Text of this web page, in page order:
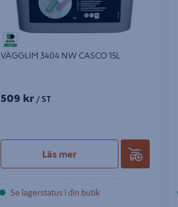
VÄGGLIM 3404 NW CASCO 15L
509 kr / ST
Läs mer
Se lagerstatus i din butik